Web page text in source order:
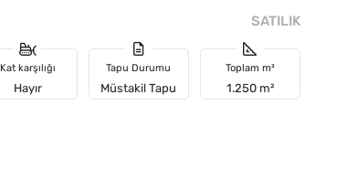
SATILIK
Kat karşılığı
Hayır
Tapu Durumu
Müstakil Tapu
Toplam m²
1.250 m²